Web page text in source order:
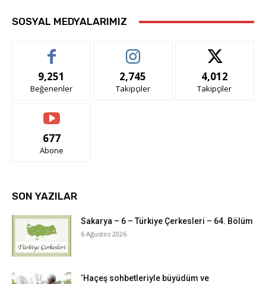
SOSYAL MEDYALARIMIZ
9,251
Beğenenler
2,745
Takipçiler
4,012
Takipçiler
677
Abone
SON YAZILAR
Sakarya – 6 – Türkiye Çerkesleri – 64. Bölüm
6 Ağustos 2026
‘Haçeş sohbetleriyle büyüdüm ve